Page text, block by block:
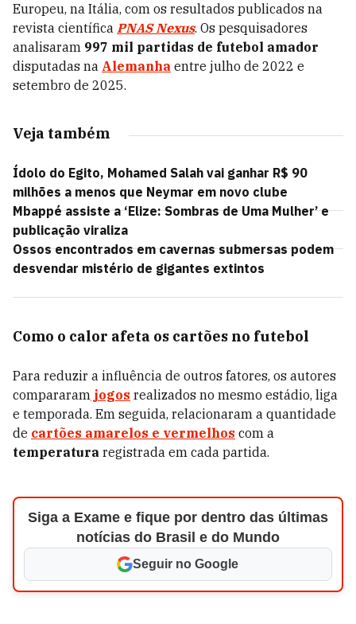
Europeu, na Itália, com os resultados publicados na
revista científica PNAS Nexus. Os pesquisadores
analisaram 997 mil partidas de futebol amador
disputadas na Alemanha entre julho de 2022 e
setembro de 2025.
Veja também
Ídolo do Egito, Mohamed Salah vai ganhar R$ 90
milhões a menos que Neymar em novo clube
Mbappé assiste a ‘Elize: Sombras de Uma Mulher’ e
publicação viraliza
Ossos encontrados em cavernas submersas podem
desvendar mistério de gigantes extintos
Como o calor afeta os cartões no futebol
Para reduzir a influência de outros fatores, os autores
compararam jogos realizados no mesmo estádio, liga
e temporada. Em seguida, relacionaram a quantidade
de cartões amarelos e vermelhos com a
temperatura registrada em cada partida.
Siga a Exame e fique por dentro das últimas
notícias do Brasil e do Mundo
Seguir no Google